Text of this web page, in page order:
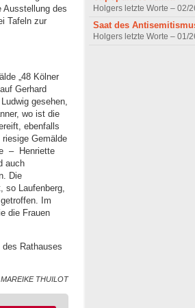
Ausstellung des
Tafeln zur
„48 Kölner
Gerhard
gesehen,
wo ist die
ebenfalls
Gemälde
– Henriette
auch
Die
so Laufenberg,
Im
die Frauen
Rathauses
MAREIKE THUILOT
Holgers letzte Worte – 02/
Saat des
Holgers letzte Worte – 01/